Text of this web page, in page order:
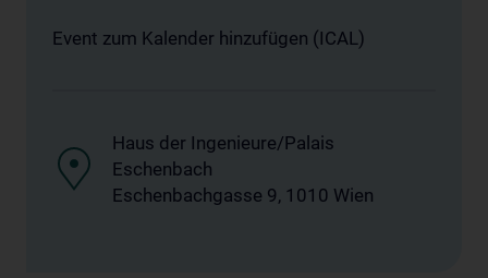
Event zum Kalender hinzufügen (ICAL)
Haus der Ingenieure/Palais
Eschenbach
Eschenbachgasse 9, 1010 Wien